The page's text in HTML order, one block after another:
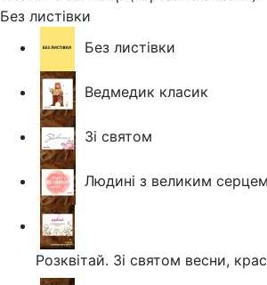
Без листівки
Без листівки
Ведмедик класик
Зі святом
Людині з великим серцем
Розквітай. Зі святом весни,